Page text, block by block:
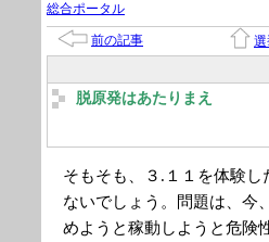
総合ポータル
前の記事
脱原発はあたりまえ
そもそも、３.１１を体験
ないでしょう。問題は、今
めようと稼動しようと危険